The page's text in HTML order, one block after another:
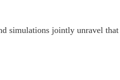
simulations jointly unravel that